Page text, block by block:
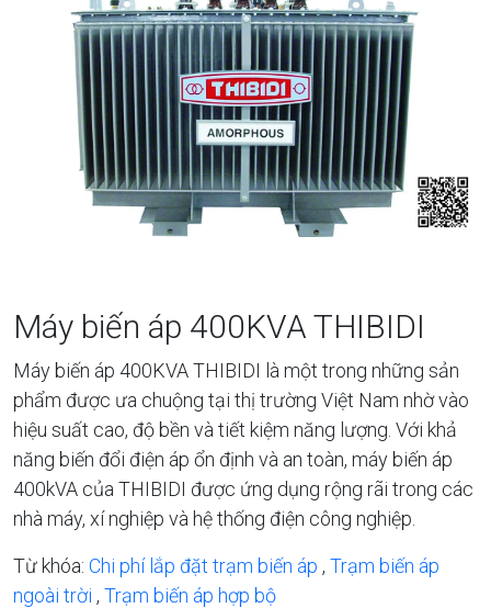
Máy biến áp 400KVA THIBIDI
Máy biến áp 400KVA THIBIDI là một trong những sản
phẩm được ưa chuộng tại thị trường Việt Nam nhờ vào
hiệu suất cao, độ bền và tiết kiệm năng lượng. Với khả
năng biến đổi điện áp ổn định và an toàn, máy biến áp
400kVA của THIBIDI được ứng dụng rộng rãi trong các
nhà máy, xí nghiệp và hệ thống điện công nghiệp.
Từ khóa: Chi phí lắp đặt trạm biến áp , Trạm biến áp
ngoài trời , Trạm biến áp hợp bộ